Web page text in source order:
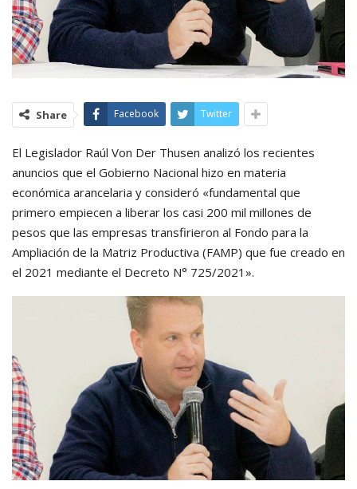
Share Facebook Twitter
El Legislador Raúl Von Der Thusen analizó los recientes
anuncios que el Gobierno Nacional hizo en materia
económica arancelaria y consideró «fundamental que
primero empiecen a liberar los casi 200 mil millones de
pesos que las empresas transfirieron al Fondo para la
Ampliación de la Matriz Productiva (FAMP) que fue creado en
el 2021 mediante el Decreto N° 725/2021».